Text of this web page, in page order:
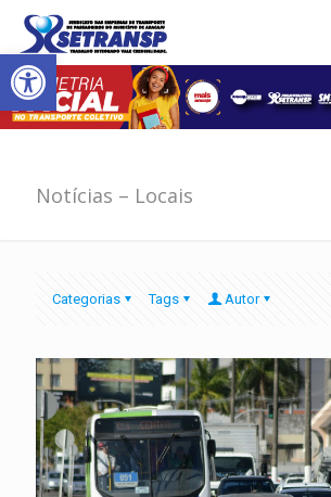
Abrir a barra de ferramentas
Notícias – Locais
Categorias Tags Autor